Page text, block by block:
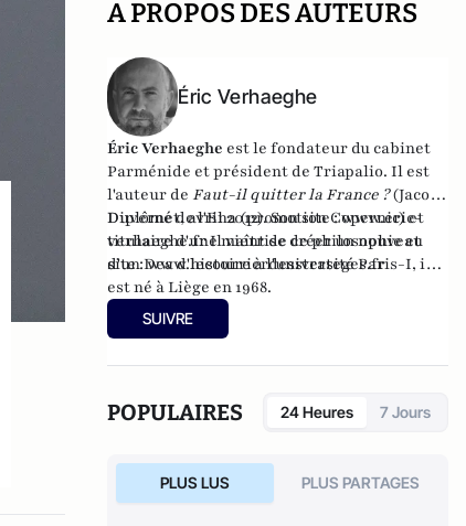
A PROPOS DES AUTEURS
Éric Verhaeghe
Éric Verhaeghe est le fondateur du cabinet
Parménide et président deTriapalio. Il est
l'auteur de Faut-il quitter la France ?(Jacob-
Duvernet, avril 2012). Son site :www.eric-
verhaeghe.frIl vient de créer un nouveau
site :www.lecourrierdesstrateges.fr
Diplômé de l'Ena (promotion Copernic) et
titulaire d'une maîtrise de philosophie et
d'un Dea d'histoire à l'université Paris-I, il
est né à Liège en 1968.
SUIVRE
POPULAIRES 24 Heures 7 Jours
PLUS LUS PLUS PARTAGES